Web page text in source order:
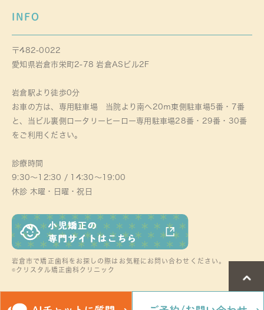
INFO
〒482-0022
愛知県岩倉市栄町2-78 岩倉ASビル2F
岩倉駅より徒歩0分
お車の方は、専用駐車場 当院より南へ20ｍ東側駐車場5番・7番
と、当ビル裏側ロータリーヒーロー専用駐車場28番・29番・30番
をご利用ください。
診療時間
9:30～12:30 / 14:30～19:00
休診 木曜・日曜・祝日
岩倉市で矯正歯科をお探しの際はお気軽にお問い合わせください。
©クリスタル矯正歯科クリニック